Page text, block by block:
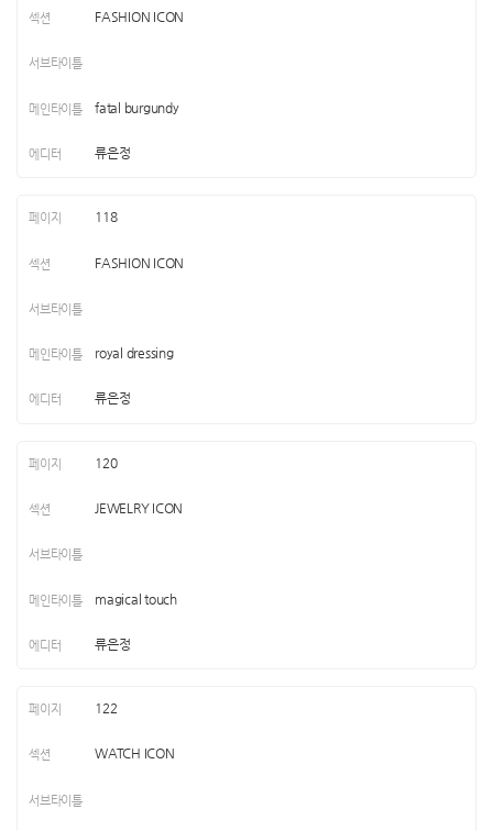
FASHION ICON
fatal burgundy
류은정
118
FASHION ICON
royal dressing
류은정
120
JEWELRY ICON
magical touch
류은정
122
WATCH ICON